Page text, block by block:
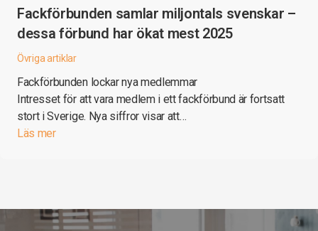
Fackförbunden samlar miljontals svenskar –
dessa förbund har ökat mest 2025
Övriga artiklar
Fackförbunden lockar nya medlemmar
Intresset för att vara medlem i ett fackförbund är fortsatt
stort i Sverige. Nya siffror visar att…
Läs mer